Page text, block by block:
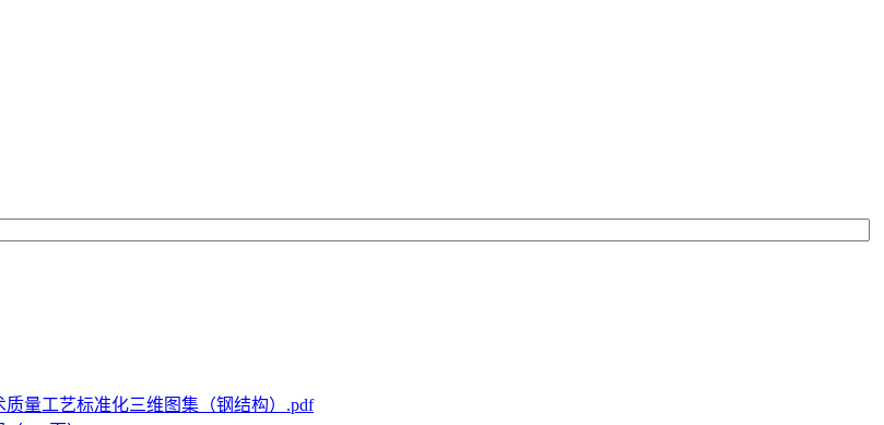
质量工艺标准化三维图集（钢结构）.pdf